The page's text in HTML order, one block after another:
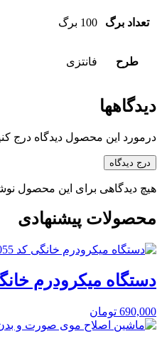
تعداد برگ 100 برگ
طرح فانتزی
دیدگاهها
درمورد این محصول دیدگاه درج
درج دیدگاه
هیچ دیدگاهی برای این محصول
محصولات پیشنهادی
دستگاه میکرودرم خانگی
690,000 تومان